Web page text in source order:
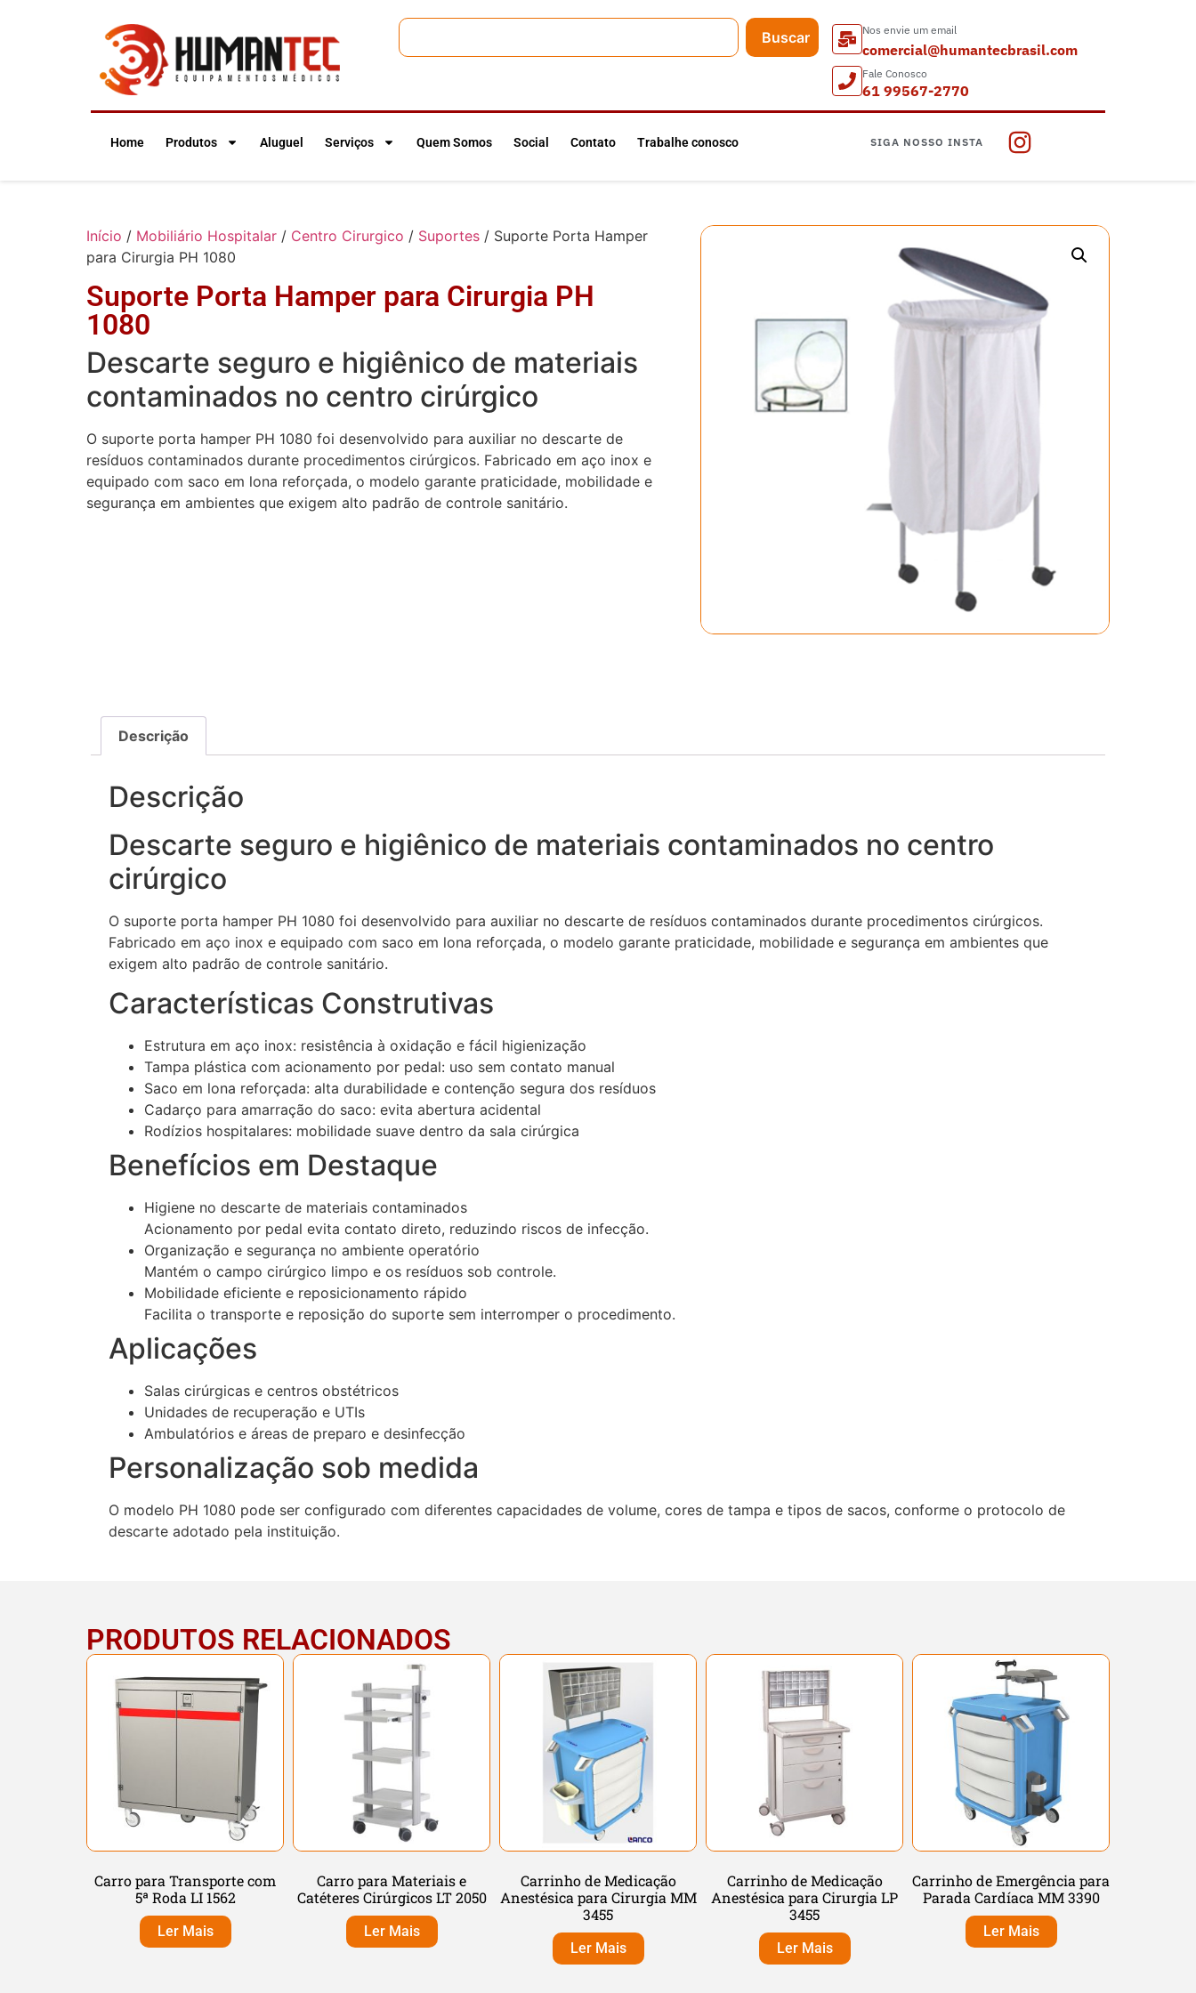
Buscar Nos envie um email
comercial@humantecbrasil.com
Fale Conosco
61 99567-2770
Home Produtos Aluguel Serviços Quem Somos Social Contato Trabalhe conosco SIGA NOSSO INSTA
Início / Mobiliário Hospitalar / Centro Cirurgico / Suportes / Suporte Porta Hamper
para Cirurgia PH 1080
Suporte Porta Hamper para Cirurgia PH
1080
Descarte seguro e higiênico de materiais
contaminados no centro cirúrgico
O suporte porta hamper PH 1080 foi desenvolvido para auxiliar no descarte de
resíduos contaminados durante procedimentos cirúrgicos. Fabricado em aço inox e
equipado com saco em lona reforçada, o modelo garante praticidade, mobilidade e
segurança em ambientes que exigem alto padrão de controle sanitário.
Descrição
Descrição
Descarte seguro e higiênico de materiais contaminados no centro
cirúrgico
O suporte porta hamper PH 1080 foi desenvolvido para auxiliar no descarte de resíduos contaminados durante procedimentos cirúrgicos.
Fabricado em aço inox e equipado com saco em lona reforçada, o modelo garante praticidade, mobilidade e segurança em ambientes que
exigem alto padrão de controle sanitário.
Características Construtivas
Estrutura em aço inox: resistência à oxidação e fácil higienização
Tampa plástica com acionamento por pedal: uso sem contato manual
Saco em lona reforçada: alta durabilidade e contenção segura dos resíduos
Cadarço para amarração do saco: evita abertura acidental
Rodízios hospitalares: mobilidade suave dentro da sala cirúrgica
Benefícios em Destaque
Higiene no descarte de materiais contaminados
Acionamento por pedal evita contato direto, reduzindo riscos de infecção.
Organização e segurança no ambiente operatório
Mantém o campo cirúrgico limpo e os resíduos sob controle.
Mobilidade eficiente e reposicionamento rápido
Facilita o transporte e reposição do suporte sem interromper o procedimento.
Aplicações
Salas cirúrgicas e centros obstétricos
Unidades de recuperação e UTIs
Ambulatórios e áreas de preparo e desinfecção
Personalização sob medida
O modelo PH 1080 pode ser configurado com diferentes capacidades de volume, cores de tampa e tipos de sacos, conforme o protocolo de
descarte adotado pela instituição.
PRODUTOS RELACIONADOS
Carro para Transporte com
5ª Roda LI 1562
Ler Mais
Carro para Materiais e
Catéteres Cirúrgicos LT 2050
Ler Mais
Carrinho de Medicação
Anestésica para Cirurgia MM
3455
Ler Mais
Carrinho de Medicação
Anestésica para Cirurgia LP
3455
Ler Mais
Carrinho de Emergência para
Parada Cardíaca MM 3390
Ler Mais